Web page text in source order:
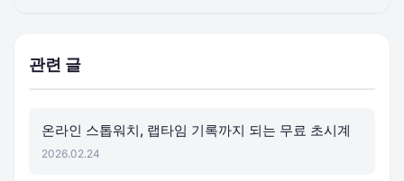
관련 글
온라인 스톱워치, 랩타임 기록까지 되는 무료 초시계
2026.02.24